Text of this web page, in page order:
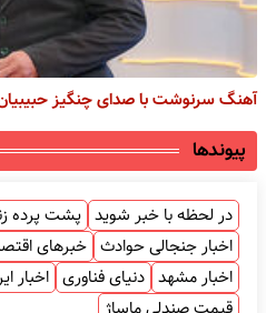
آهنگ سرنوشت با صدای چنگیز
پیوندها
در لحظه با خبر شوید پشت پرده
اخبار جنجالی حوادث خبرهای
اخبار مشهد دنیای فناوری اخبار